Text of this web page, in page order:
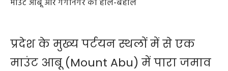
माउंट आबू और गंगानगर का हाल-बेहाल
प्रदेश के मुख्य पर्टयन स्थलों में से एक
माउंट आबू (Mount Abu) में पारा जमाव